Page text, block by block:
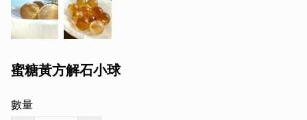
蜜糖黃方解石小球
數量